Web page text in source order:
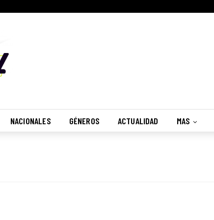
NACIONALES GÉNEROS ACTUALIDAD MAS